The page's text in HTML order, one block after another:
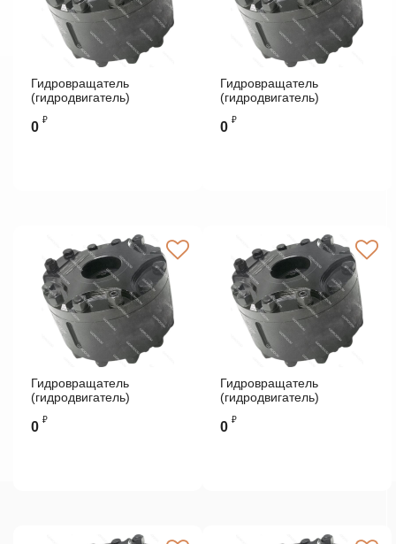
Гидровращатель
(гидродвигатель)
0 ₽
Гидровращатель
(гидродвигатель)
0 ₽
Гидровращатель
(гидродвигатель)
0 ₽
Гидровращатель
(гидродвигатель)
0 ₽